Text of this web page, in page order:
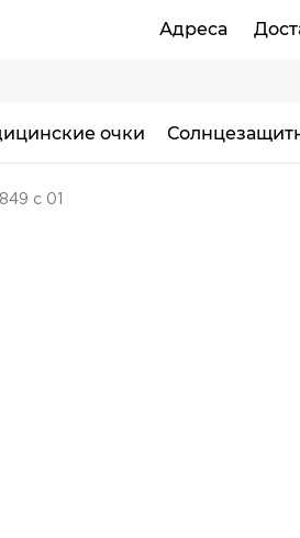
Адреса
очки
с 01